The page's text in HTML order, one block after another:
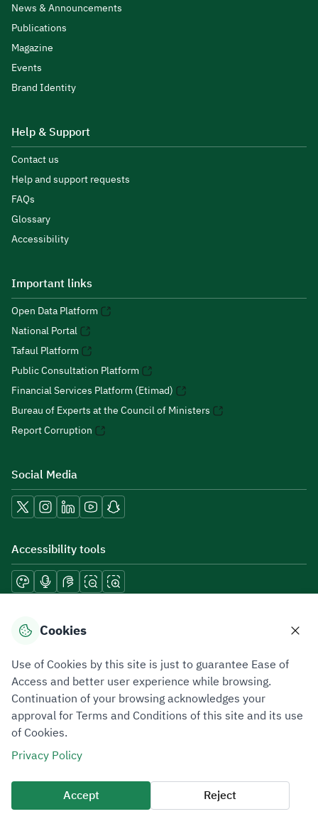
News & Announcements
Publications
Magazine
Events
Brand Identity
Help & Support
Contact us
Help and support requests
FAQs
Glossary
Accessibility
Important links
Open Data Platform
National Portal
Tafaul Platform
Public Consultation Platform
Financial Services Platform (Etimad)
Bureau of Experts at the Council of Ministers
Report Corruption
Social Media
Accessibility tools
Download mobile applications
Privacy PolicyTerms of UseSite Map
All rights reserved 2026 © ZATCA.GOV.SA
Developed and Maintained by Zakat, Tax and Customs Authority
Last update for site was
06 August 2026 08:41 AM
Cookies
Use of Cookies by this site is just to guarantee Ease of
Access and better user experience while browsing.
Continuation of your browsing acknowledges your
approval for Terms and Conditions of this site and its use
of Cookies.
Privacy Policy
Accept Reject